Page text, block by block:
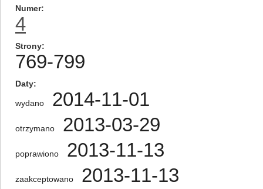
Numer
4
Strony
769-799
Daty
wydano 2014-11-01
otrzymano 2013-03-29
poprawiono 2013-11-13
zaakceptowano 2013-11-13